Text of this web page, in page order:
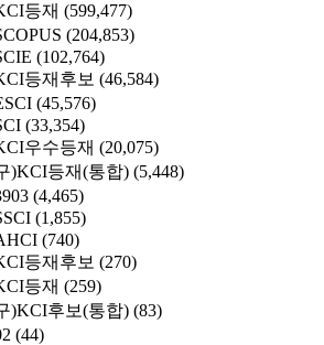
등재 (599,477)
(204,853)
(102,764)
등재후보 (46,584)
(45,576)
(33,354)
우수등재 (20,075)
)KCI등재(통합) (5,448)
(4,465)
(1,855)
(740)
등재후보 (270)
등재 (259)
)KCI후보(통합) (83)
(44)